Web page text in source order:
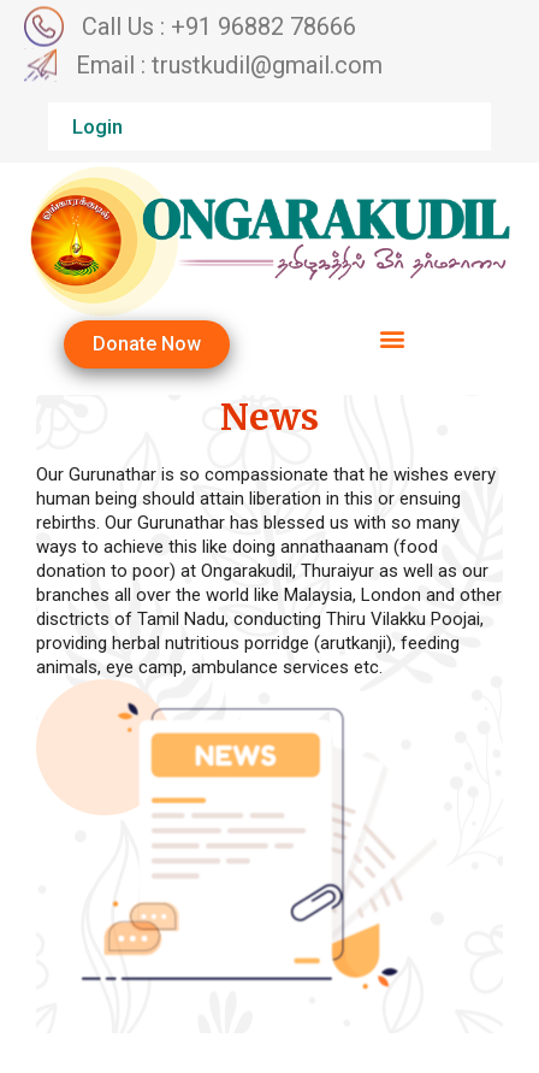
Call Us : +91 96882 78666
Email : trustkudil@gmail.com
Login
Donate Now
News
Our Gurunathar is so compassionate that he wishes every
human being should attain liberation in this or ensuing
rebirths. Our Gurunathar has blessed us with so many
ways to achieve this like doing annathaanam (food
donation to poor) at Ongarakudil, Thuraiyur as well as our
branches all over the world like Malaysia, London and other
disctricts of Tamil Nadu, conducting Thiru Vilakku Poojai,
providing herbal nutritious porridge (arutkanji), feeding
animals, eye camp, ambulance services etc.